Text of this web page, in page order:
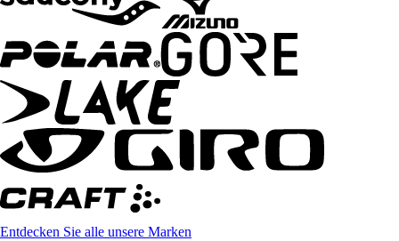
Entdecken Sie alle unsere Marken